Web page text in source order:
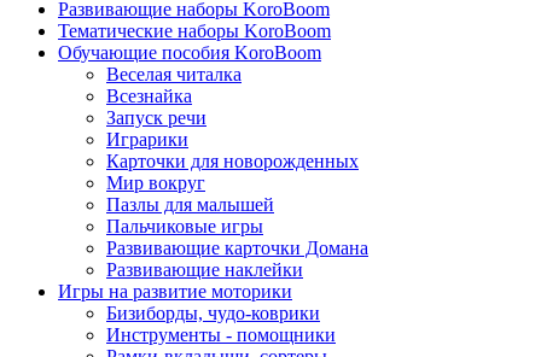
Развивающие наборы KoroBoom
Тематические наборы KoroBoom
Обучающие пособия KoroBoom
Веселая читалка
Всезнайка
Запуск речи
Играрики
Карточки для новорожденных
Мир вокруг
Пазлы для малышей
Пальчиковые игры
Развивающие карточки Домана
Развивающие наклейки
Игры на развитие моторики
Бизиборды, чудо-коврики
Инструменты - помощники